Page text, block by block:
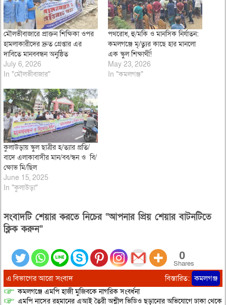
মৌলভীবাজারে প্রাক্তন শিক্ষিকা ওপর
হামলাকারীদের দ্রুত গ্রেপ্তার এর
দাবিতে মানববন্ধন অনুষ্ঠিত
July 6, 2026
In "মৌলভীবাজার"
পথরোধ, হু/মকি ও মানসিক নির্যাতন:
কমলগঞ্জে মৃ/ত্যুর কাছে হার মানলো
এক স্কুল শিক্ষার্থী!
May 23, 2026
In "কমলগঞ্জ"
কুলাউড়ায় স্কুল ছাত্রীর হ/ত্যার প্রতি/
বাদে এলাকাবাসীর মান/বব/ন্ধন ও বি/
ক্ষোভ মি/ছিল
June 15, 2025
In "কুলাউড়া"
সংবাদটি শেয়ার করতে নিচের “আপনার প্রিয় শেয়ার বাটনটিতে
ক্লিক করুন”
0
Shares
এ বিভাগের আরো সংবাদ বিস্তারিত: কমলগঞ্জ
কমলগঞ্জে এমপি হাজী মুজিবকে নাগরিক সংবর্ধনা
এমপি নাসের রহমানের এআই তৈরী অশ্লীল ভিডিও ছড়ানোর অভিযোগে ঢাকা থেকে